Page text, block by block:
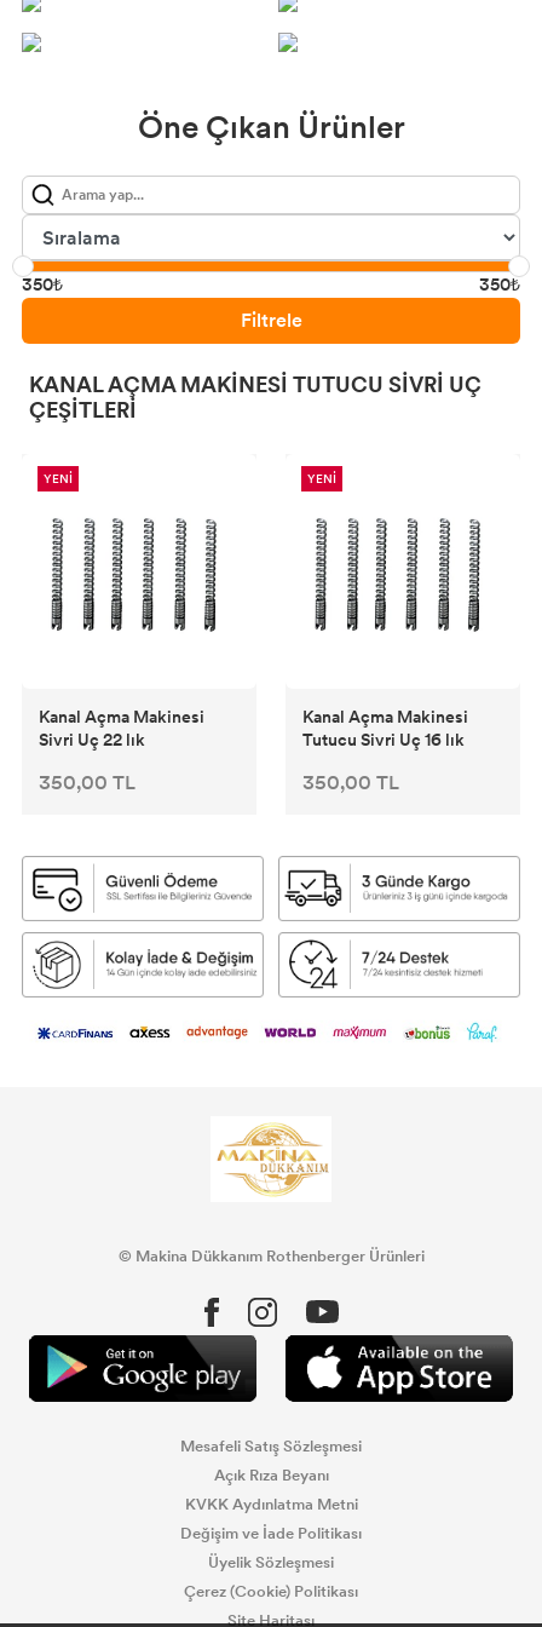
Öne Çıkan Ürünler
350₺ 350₺
Filtrele
KANAL AÇMA MAKINESI TUTUCU SIVRI UÇ
ÇEŞITLERI
YENİ
Kanal Açma Makinesi
Sivri Uç 22 lık
350,00 TL
YENİ
Kanal Açma Makinesi
Tutucu Sivri Uç 16 lık
350,00 TL
© Makina Dükkanım Rothenberger Ürünleri
Mesafeli Satış Sözleşmesi
Açık Rıza Beyanı
KVKK Aydınlatma Metni
Değişim ve İade Politikası
Üyelik Sözleşmesi
Çerez (Cookie) Politikası
Site Haritası
Rothenberger Akustik Dinleme Cihazı
Rothenberger Termal Kameralar